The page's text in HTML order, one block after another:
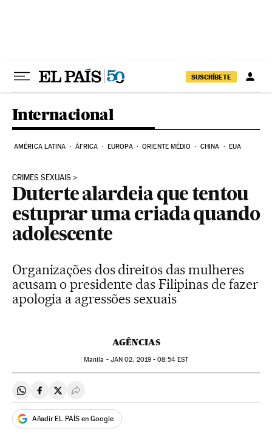
SUSCRÍBETE
Internacional
AMÉRICA LATINA ÁFRICA EUROPA ORIENTE MÉDIO CHINA EUA
CRIMES SEXUAIS
Duterte alardeia que tentou
estuprar uma criada quando
adolescente
Organizações dos direitos das mulheres
acusam o presidente das Filipinas de fazer
apologia a agressões sexuais
AGÊNCIAS
Manila - JAN 02, 2019 - 08:54EST
Compartir en Whatsapp
Compartir en Facebook
Compartir en Twitter
Desplegar Redes Sociales
Añadir EL PAÍS en Google